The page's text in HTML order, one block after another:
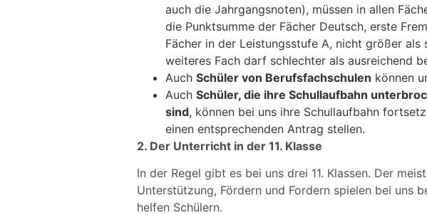
auch die Jahrgangsnoten), müssen in allen
die Punktsumme der Fächer Deutsch, erste
Fächer in der Leistungsstufe A, nicht größer
weiteres Fach darf schlechter als ausreichend
Auch Schüler von Berufsfachschulen können
Auch Schüler, die ihre Schullaufbahn
sind, können bei uns ihre Schullaufbahn
einen entsprechenden Antrag stellen.
2. Der Unterricht in der 11. Klasse
In der Regel gibt es bei uns drei 11. Klassen. Der
Unterstützung, Fördern und Fordern spielen bei uns
helfen Schülern.